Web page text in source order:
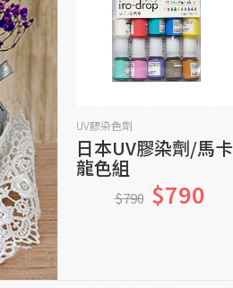
貨到通知我
UV膠染色劑
日本UV膠染劑/馬卡
龍色組
$790 $790